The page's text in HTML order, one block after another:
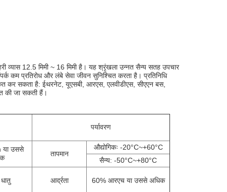
व्यास 12.5 मिमी ~ 16 मिमी है। यह श्रृंखला उन्नत सैन्य सतह उपचार
कम प्रतिरोध और लंबे सेवा जीवन सुनिश्चित करता है। प्रतिनिधि
कर सकता है: ईथरनेट, यूएसबी, आरएस, एलवीडीएस, सीएएन बस,
की जा सकती हैं।
पर्यावरण
या उससे
तापमान
औद्योगिकः -20°C~+60°C
सैन्य: -50°C~+80°C
आर्द्रता 60% आरएच या उससे अधिक